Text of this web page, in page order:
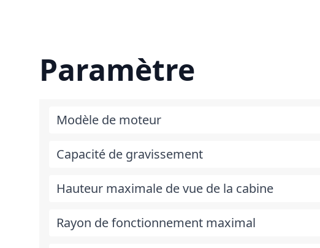
Paramètre
Modèle de moteur
Capacité de gravissement
Hauteur maximale de vue de la cabine
Rayon de fonctionnement maximal